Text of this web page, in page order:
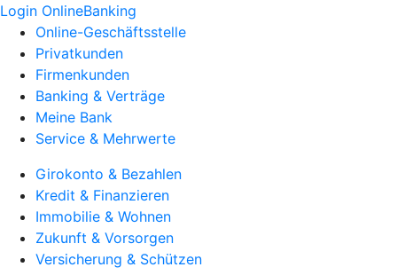
Login OnlineBanking
Online-Geschäftsstelle
Privatkunden
Firmenkunden
Banking & Verträge
Meine Bank
Service & Mehrwerte
Girokonto & Bezahlen
Kredit & Finanzieren
Immobilie & Wohnen
Zukunft & Vorsorgen
Versicherung & Schützen